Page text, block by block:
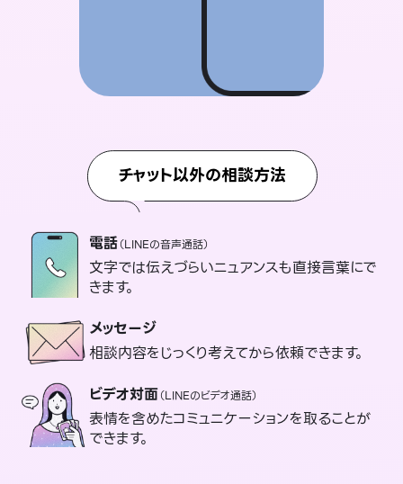
チャット以外の相談方法
電話（LINEの音声通話）
文字では伝えづらいニュアンスも直接言葉にで
きます。
メッセージ
相談内容をじっくり考えてから依頼できます。
ビデオ対面（LINEのビデオ通話）
表情を含めたコミュニケーションを取ることが
できます。